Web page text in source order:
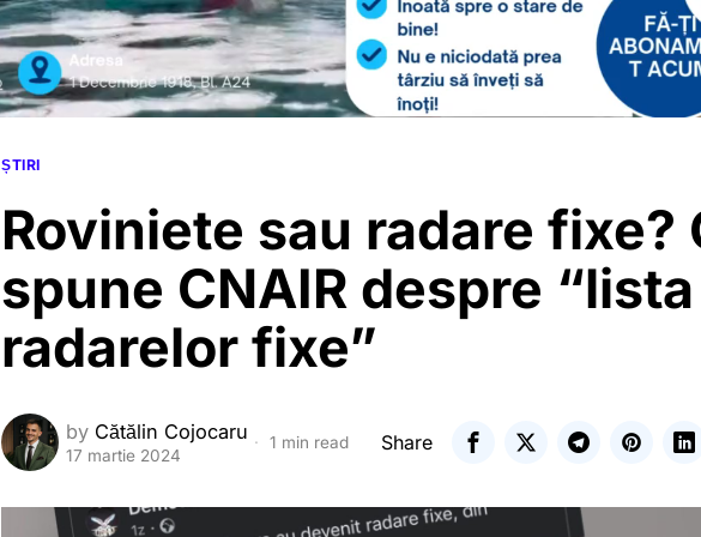
ȘTIRI
Roviniete sau radare fixe?
spune CNAIR despre “lista
radarelor fixe”
by Cătălin Cojocaru
17 martie 2024
1 min read Share